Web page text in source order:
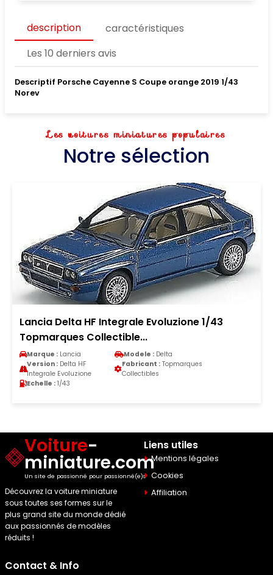
description
caractéristiques
Les 10 derniers avis
Descriptif Porsche Cayenne S Coupe orange 2019 1/43
Norev
Les voitures miniatures populaires
Notre sélection
Lancia Delta HF Integrale Evoluzione 1/43
Topmarques Collectible...
Marque : Lancia Modele : Delta
Version : Delta HF
Integrale Evoluzione
Fabricant : Topmarques
Collectibles
Echelle : 1/43
Voiture-
miniature.com
Un site de passionné pour passionné(e)s
Découvrez la voiture miniature
sous toutes ses formes sur le
plus grand site du monde dédié
aux passionnés de modèles
réduits !
Liens utiles
Mentions légales
Cookies
Affiliation
Contact & Info